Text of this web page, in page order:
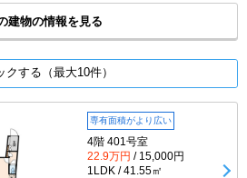
建物の情報を見る
する（最大10件）
専有面積がより広い
4階 401号室
22.9万円 / 15,000円
1LDK / 41.55㎡